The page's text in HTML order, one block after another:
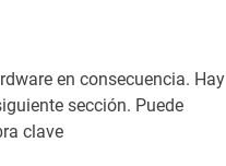
en consecuencia. Hay
sección. Puede
clave